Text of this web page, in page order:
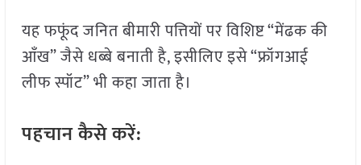
यह फफूंद जनित बीमारी पत्तियों पर विशिष्ट “मेंढक की
आँख” जैसे धब्बे बनाती है, इसीलिए इसे “फ्रॉगआई
लीफ स्पॉट” भी कहा जाता है।
पहचानकैसेकरें: